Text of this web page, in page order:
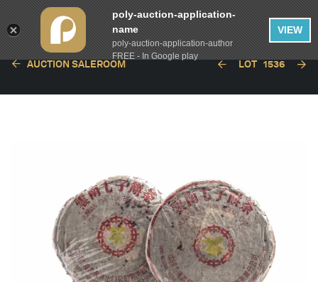
AUCTION SALEROOM LOT 1536
poly-auction-application-
name
poly-auction-application-author
FREE - In Google play
VIEW